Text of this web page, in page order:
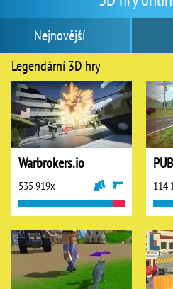
Nejnovější
Legendární 3D hry
Warbrokers.io
535 919x 114